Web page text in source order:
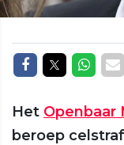
Delen opDelen
Het Openbaar
beroep